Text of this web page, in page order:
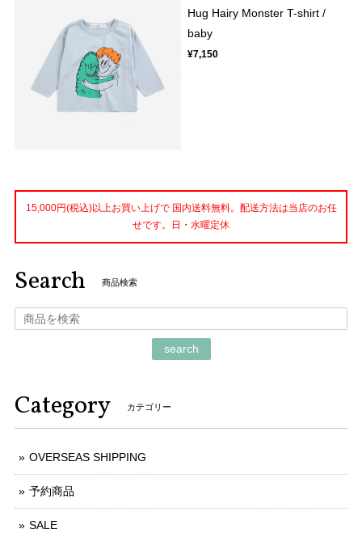
Hug Hairy Monster T-shirt /
baby
¥7,150
15,000円(税込)以上お買い上げで 国内送料無料。配送方法は当店のお任
せです。日・水曜定休
Search 商品検索
search
Category カテゴリー
OVERSEAS SHIPPING
予約商品
SALE